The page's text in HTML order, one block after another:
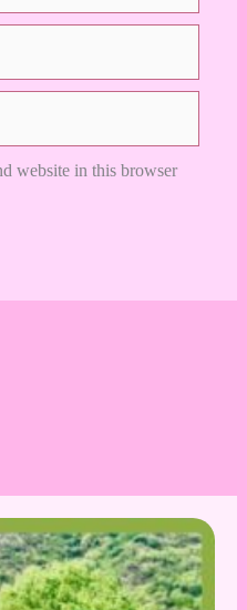
website in this browser